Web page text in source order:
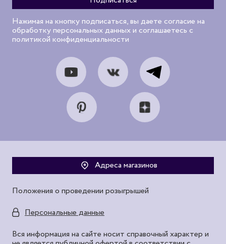
Нажимая на кнопку подписаться, вы даете согласие на
обработку персональных данных и соглашаетесь с
политикой конфиденциальности
Адреса магазинов
Положения о проведении розыгрышей
Персональные данные
Вся информация на сайте носит справочный характер и